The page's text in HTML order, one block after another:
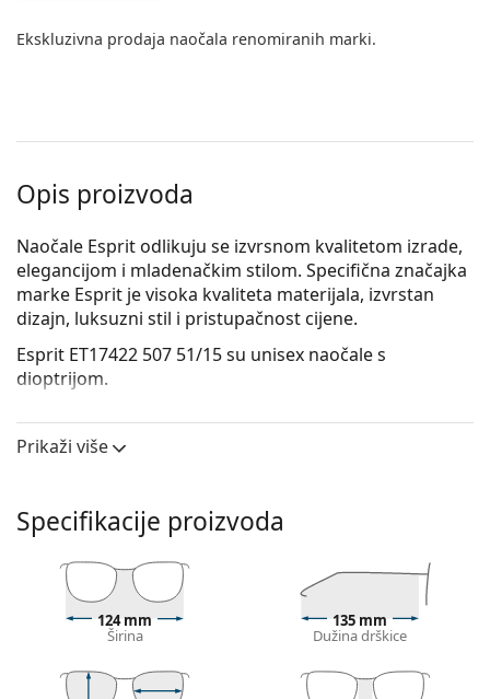
Ekskluzivna prodaja naočala renomiranih marki.
Opis proizvoda
Naočale Esprit odlikuju se izvrsnom kvalitetom izrade,
elegancijom i mladenačkim stilom. Specifična značajka
marke Esprit je visoka kvaliteta materijala, izvrstan
dizajn, luksuzni stil i pristupačnost cijene.
Esprit ET17422 507 51/15su unisex naočale s
dioptrijom.
pogledajte kako izgledate s naočalama.
Crna boja okvira savršeno pristaje uz hladne nijanse
puti i sa svijetlosmeđom, crnom ili svijetlo
plavom kosom.
Pravokutni okviri idealan su izbor ako imate ovalni
ili okrugli oblik lica.
Okvir naočala izrađen je od vrlo kvalitetne plastike
i izniman izgled.
Prikaži više
Specifikacije proizvoda
124 mm
Širina
135 mm
Dužina drškice